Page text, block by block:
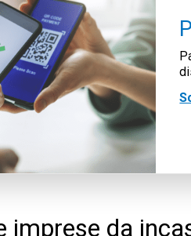
imprese da